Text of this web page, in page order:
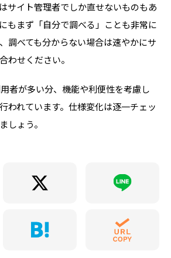
サイト管理者でしか直せないものもあ
もまず「自分で調べる」ことも非常に
調べても分からない場合は速やかにサ
わせください。
者が多い分、機能や利便性を考慮し
われています。仕様変化は逐一チェッ
しょう。